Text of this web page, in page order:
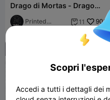
Drago di Mortas - Drago
della morte -
PRESUPPORTATO - 32 mm
Printed
 11 909
Scopri
Accedi a tutti i dettagli dei